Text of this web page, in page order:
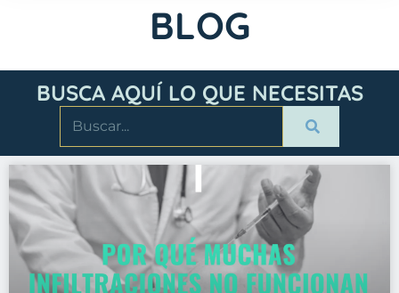
BLOG
BUSCA AQUÍ LO QUE NECESITAS